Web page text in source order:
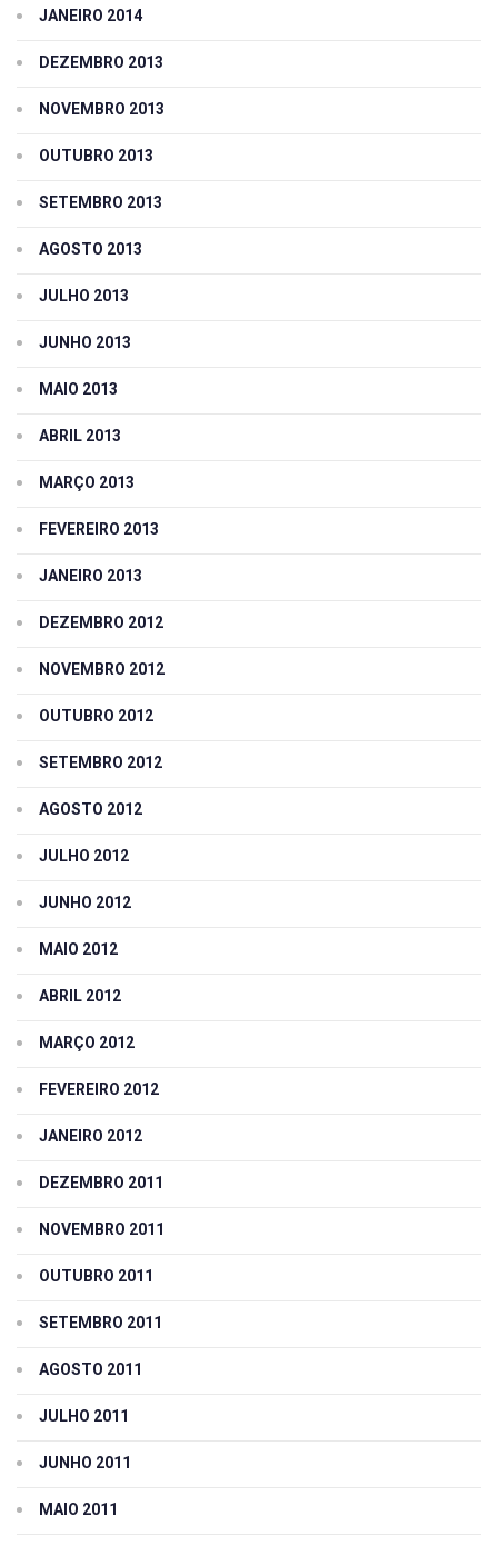
JANEIRO 2014
DEZEMBRO 2013
NOVEMBRO 2013
OUTUBRO 2013
SETEMBRO 2013
AGOSTO 2013
JULHO 2013
JUNHO 2013
MAIO 2013
ABRIL 2013
MARÇO 2013
FEVEREIRO 2013
JANEIRO 2013
DEZEMBRO 2012
NOVEMBRO 2012
OUTUBRO 2012
SETEMBRO 2012
AGOSTO 2012
JULHO 2012
JUNHO 2012
MAIO 2012
ABRIL 2012
MARÇO 2012
FEVEREIRO 2012
JANEIRO 2012
DEZEMBRO 2011
NOVEMBRO 2011
OUTUBRO 2011
SETEMBRO 2011
AGOSTO 2011
JULHO 2011
JUNHO 2011
MAIO 2011